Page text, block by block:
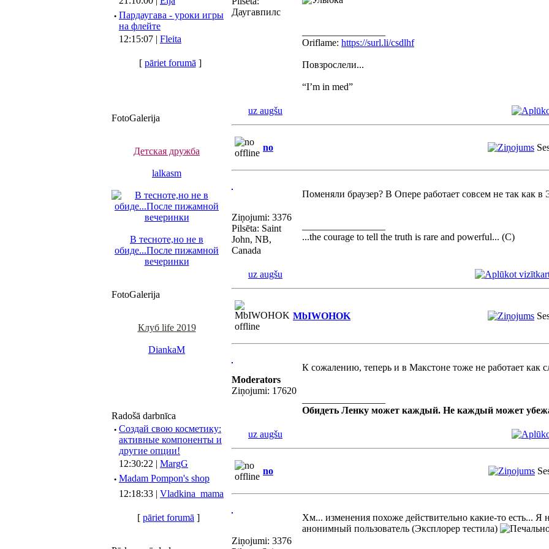
· Пардаугава - уроки игры
на флейте
12:15:07 | Fleita
[ pāriet forumā ]
FotoGalerija
Детская дружба
lalkasm
В тесноте,но не в
обиде...После пижамной
вечеринки
FotoGalerija
Клуб life 2019
DiankaM
Radošā darbnīca
· Создай свою косметику:
активные компоненты и
другие опции!
12:30:22 | MargG
· Madam Pompon's shop
12:18:33 | Vladkina_mama
[ pāriet forumā ]
Даугавпилс
Oriflame: https://surl.li/csdlhf
Повзрослели...
“I’m in med”
uz augšu
no
Ziņojumi: 3376
Pilsēta: Saint
John, NB,
Canada
Поменяли браузер? В Опере работает совсем не так как
...the courage to tell the truth is rare and powerful... (С)
uz augšu
MbIWOHOK
Moderators
Ziņojumi: 17620
К сожалению, теперь и в Макстоне тоже не работает как
Обидеть Ленку может каждый. Не каждый может
uz augšu
no
Ziņojumi: 3376
Хм... изменения похоже действительно какие-то есть... Я
анонимный пользователь (Эксплорер тестила)